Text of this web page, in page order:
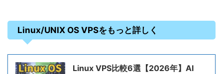
Linux/UNIX OS VPSをもっと詳しく
Linux VPS比較6選【2026年】AI